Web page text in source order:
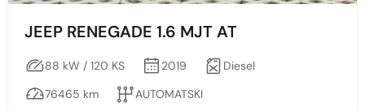
JEEP RENEGADE 1.6 MJT AT
88 kW / 120 KS 2019
Diesel
76465 km
AUTOMATSKI